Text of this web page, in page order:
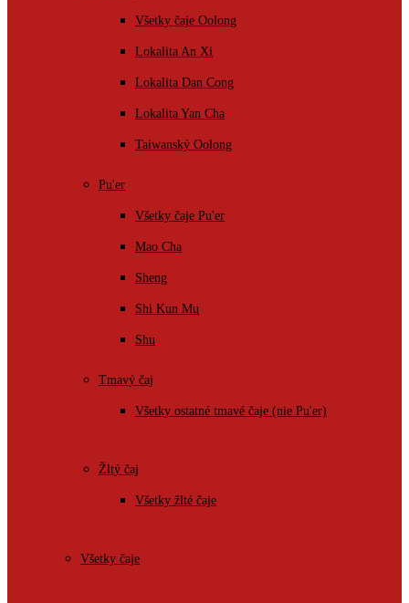
Všetky čaje Oolong
Lokalita An Xi
Lokalita Dan Cong
Lokalita Yan Cha
Taiwanský Oolong
Pu'er
Všetky čaje Pu'er
Mao Cha
Sheng
Shi Kun Mu
Shu
Tmavý čaj
Všetky ostatné tmavé čaje (nie Pu'er)
Žltý čaj
Všetky žlté čaje
Všetky čaje